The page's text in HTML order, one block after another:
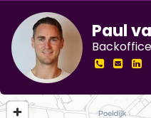
Paul